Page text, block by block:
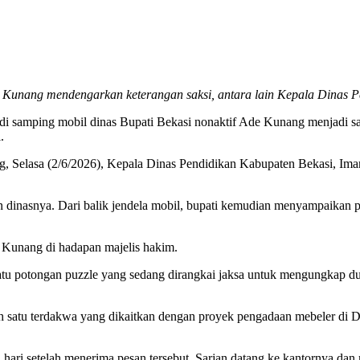
mendengarkan keterangan saksi, antara lain Kepala Dinas
samping mobil dinas Bupati Bekasi nonaktif Ade Kunang menjadi
(2/6/2026), Kepala Dinas Pendidikan Kabupaten Bekasi,
Dari balik jendela mobil, bupati kemudian menyampaikan
di hadapan majelis hakim.
potongan puzzle yang sedang dirangkai jaksa untuk mengungkap
terdakwa yang dikaitkan dengan proyek pengadaan mebeler